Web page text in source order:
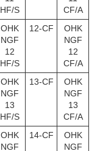
HF/S
CF/A
OHK
NGF
12
HF/S
12-CF
OHK
NGF
12
CF/A
OHK
NGF
13
HF/S
13-CF
OHK
NGF
13
CF/A
OHK
NGF
14-CF
OHK
NGF